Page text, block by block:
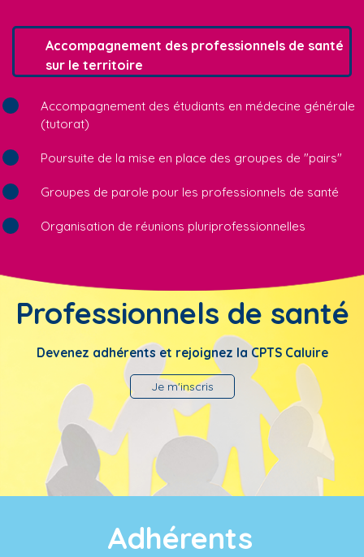
Accompagnement des professionnels de santé
sur le territoire
Accompagnement des étudiants en médecine générale
(tutorat)
Poursuite de la mise en place des groupes de "pairs"
Groupes de parole pour les professionnels de santé
Organisation de réunions pluriprofessionnelles
Professionnels de santé
Devenez adhérents et rejoignez la CPTS Caluire
Je m'inscris
Adhérents